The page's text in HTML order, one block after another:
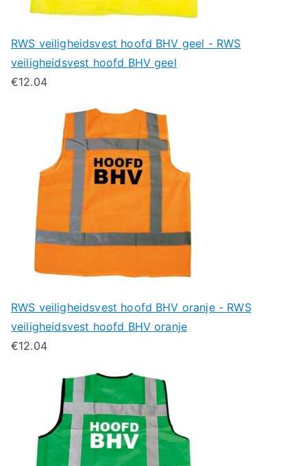
RWS veiligheidsvest hoofd BHV geel - RWS
veiligheidsvest hoofd BHV geel
€12.04
RWS veiligheidsvest hoofd BHV oranje - RWS
veiligheidsvest hoofd BHV oranje
€12.04